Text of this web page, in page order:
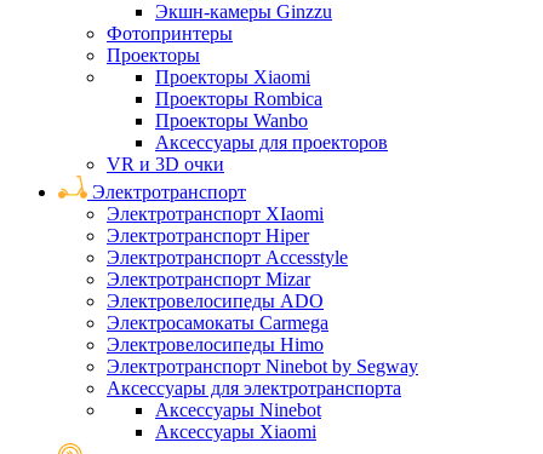
Экшн-камеры Ginzzu
Фотопринтеры
Проекторы
Проекторы Xiaomi
Проекторы Rombica
Проекторы Wanbo
Аксессуары для проекторов
VR и 3D очки
Электротранспорт
Электротранспорт XIaomi
Электротранспорт Hiper
Электротранспорт Accesstyle
Электротранспорт Mizar
Электровелосипеды ADO
Электросамокаты Carmega
Электровелосипеды Himo
Электротранспорт Ninebot by Segway
Аксессуары для электротранспорта
Аксессуары Ninebot
Аксессуары Xiaomi